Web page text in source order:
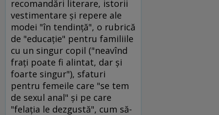
recomandări literare, istorii
vestimentare şi repere ale
modei "în tendinţă", o rubrică
de "educaţie" pentru familiile
cu un singur copil ("neavînd
fraţi poate fi alintat, dar şi
foarte singur"), sfaturi
pentru femeile care "se tem
de sexul anal" şi pe care
"felaţia le dezgustă", cum să-